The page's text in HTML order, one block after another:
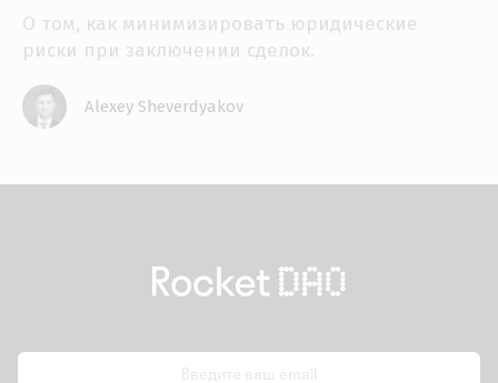
О том, как минимизировать юридические
риски при заключении сделок.
Alexey Sheverdyakov